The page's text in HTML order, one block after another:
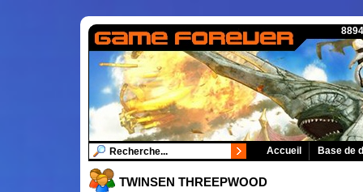
Accueil Base de
TWINSEN THREEPWOOD